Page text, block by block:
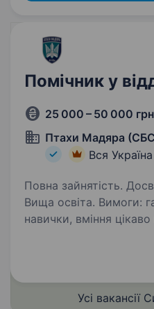
Помічник у
25 000 – 50 000 грн
Птахи Мадяра
Вся Україна
Повна зайнятість.
Вища освіта. Вимоги: гарні комунікативні
навички, вміння
здатність працювати
ініціативність…
Усі вакансії